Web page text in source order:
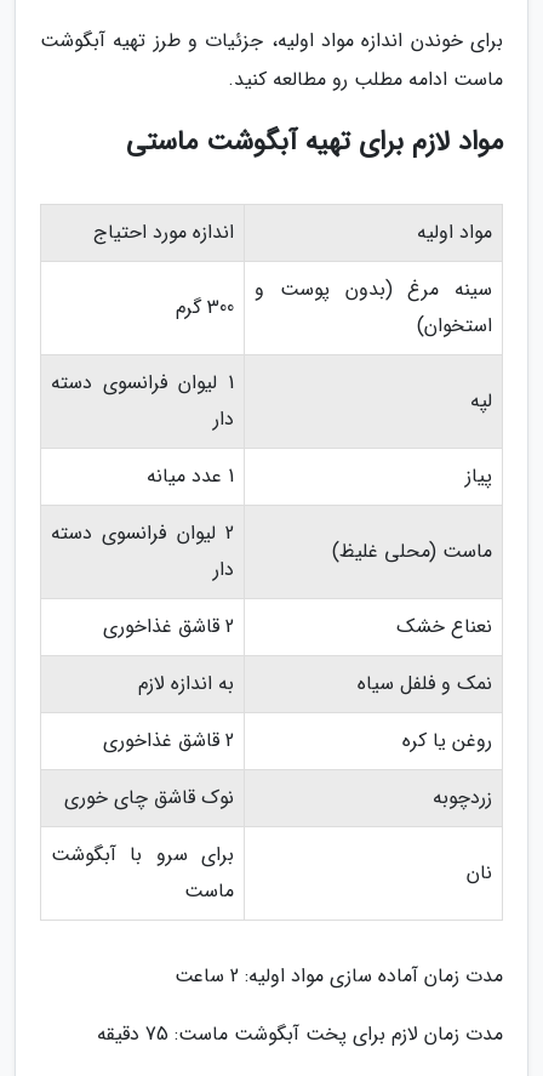
برای خوندن اندازه مواد اولیه، جزئیات و طرز تهیه آبگوشت
ماست ادامه مطلب رو مطالعه کنید.
مواد لازم برای تهیه آبگوشت ماستی
مواد اولیه
اندازه مورد احتیاج
سینه مرغ (بدون پوست و
استخوان)
300 گرم
لپه
1 لیوان فرانسوی دسته
دار
پیاز
1 عدد میانه
ماست (محلی غلیظ)
2 لیوان فرانسوی دسته
دار
نعناع خشک
2 قاشق غذاخوری
نمک و فلفل سیاه
به اندازه لازم
روغن یا کره
2 قاشق غذاخوری
زردچوبه
نوک قاشق چای خوری
نان
برای سرو با آبگوشت
ماست
مدت زمان آماده سازی مواد اولیه: 2 ساعت
مدت زمان لازم برای پخت آبگوشت ماست: 75 دقیقه